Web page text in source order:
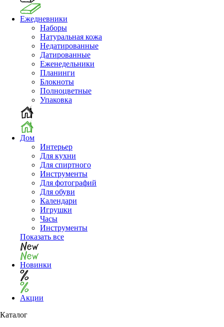
Ежедневники
Наборы
Натуральная кожа
Недатированные
Датированные
Еженедельники
Планинги
Блокноты
Полноцветные
Упаковка
Дом
Интерьер
Для кухни
Для спиртного
Инструменты
Для фотографий
Для обуви
Календари
Игрушки
Часы
Инструменты
Показать все
Новинки
Акции
Каталог